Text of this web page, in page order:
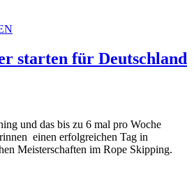
starten für Deutschland
und das bis zu 6 mal pro Woche
einen erfolgreichen Tag in
Meisterschaften im Rope Skipping.